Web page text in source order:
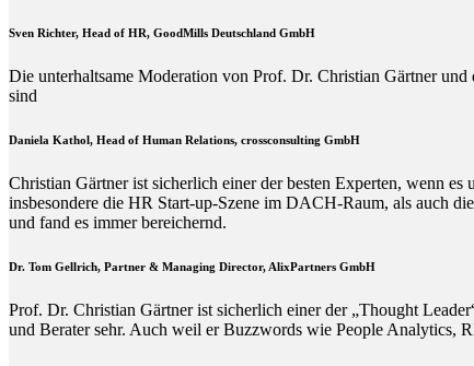
Sven Richter, Head of HR, GoodMills Deutschland GmbH
Die unterhaltsame Moderation von Prof. Dr. Christian Gärtner und
sind
Daniela Kathol, Head of Human Relations, crossconsulting GmbH
Christian Gärtner ist sicherlich einer der besten Experten, wenn
insbesondere die HR Start-up-Szene im DACH-Raum, als auch
und fand es immer bereichernd.
Dr. Tom Gellrich, Partner & Managing Director, AlixPartners GmbH
Prof. Dr. Christian Gärtner ist sicherlich einer der „Thought
und Berater sehr. Auch weil er Buzzwords wie People Analytics,